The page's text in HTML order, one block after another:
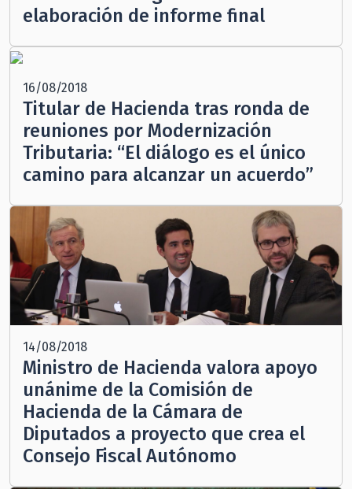
elaboración de informe final
16/08/2018
Titular de Hacienda tras ronda de
reuniones por Modernización
Tributaria: “El diálogo es el único
camino para alcanzar un acuerdo”
14/08/2018
Ministro de Hacienda valora apoyo
unánime de la Comisión de
Hacienda de la Cámara de
Diputados a proyecto que crea el
Consejo Fiscal Autónomo